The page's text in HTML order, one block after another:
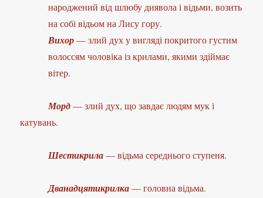
народжений від шлюбу диявола і відьми, возить
на собі відьом на Лису гору.
Вихор— злий дух у вигляді покритого густим
волоссям чоловіка із крилами, якими здіймає
вітер.
Морд— злий дух, що завдає людям мук і
катувань.
Шестикрила— відьма середнього ступеня.
Дванадцятикрилка— головна відьма.